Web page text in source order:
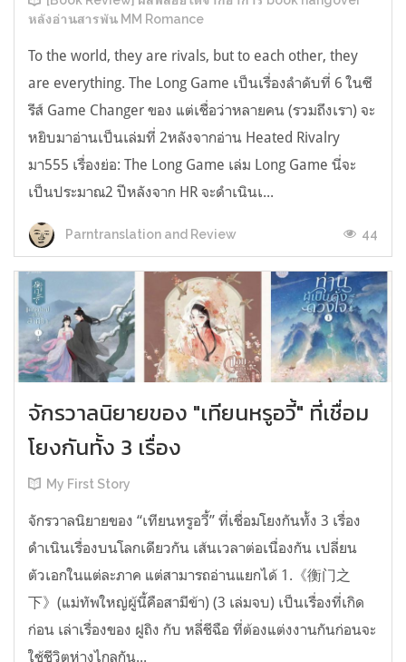
หลังอ่านสารพัน MM Romance
To the world, they are rivals, but to each other, they
are everything. The Long Game เป็นเรื่องลำดับที่ 6 ในซี
รีส์ Game Changer ของ แต่เชื่อว่าหลายคน (รวมถึงเรา) จะ
หยิบมาอ่านเป็นเล่มที่ 2หลังจากอ่าน Heated Rivalry
มา555 เรื่องย่อ: The Long Game เล่ม Long Game นี่จะ
เป็นประมาณ2 ปีหลังจาก HR จะดำเนินเ...
Parntranslation and Review 44
จักรวาลนิยายของ "เทียนหรูอวี้" ที่เชื่อม
โยงกันทั้ง 3 เรื่อง
My First Story
จักรวาลนิยายของ “เทียนหรูอวี้” ที่เชื่อมโยงกันทั้ง 3 เรื่อง
ดำเนินเรื่องบนโลกเดียวกัน เส้นเวลาต่อเนื่องกัน เปลี่ยน
ตัวเอกในแต่ละภาค แต่สามารถอ่านแยกได้ 1.《衡门之
下》(แม่ทัพใหญ่ผู้นี้คือสามีข้า) (3 เล่มจบ) เป็นเรื่องที่เกิด
ก่อน เล่าเรื่องของ ฝูถิง กับ หลี่ชีฉือ ที่ต้องแต่งงานกันก่อนจะ
ใช้ชีวิตห่างไกลกัน...